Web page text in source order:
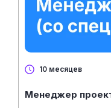
10 месяцев
Менеджер